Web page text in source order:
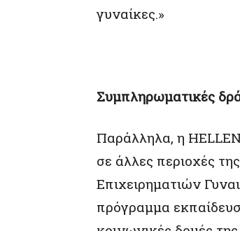
γυναίκες.»
Συμπληρωματικές
Παράλληλα, η
σε άλλες περιοχές
Επιχειρηματιών
πρόγραμμα